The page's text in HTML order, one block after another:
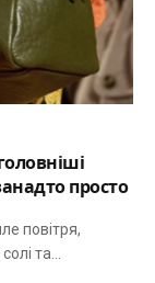
просто
повітря,
та…